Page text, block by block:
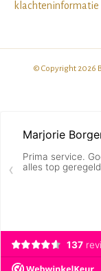
klachteninformatie
© Copyright 2026